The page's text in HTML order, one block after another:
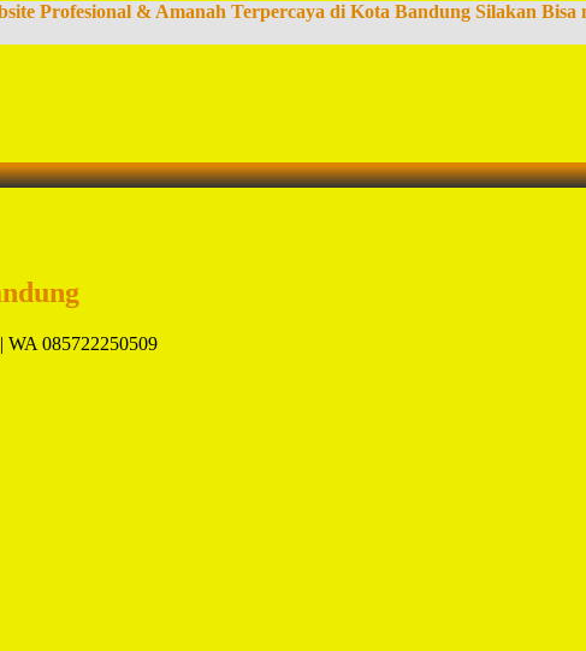
Profesional & Amanah Terpercaya di Kota Bandung Silakan
WA 085722250509